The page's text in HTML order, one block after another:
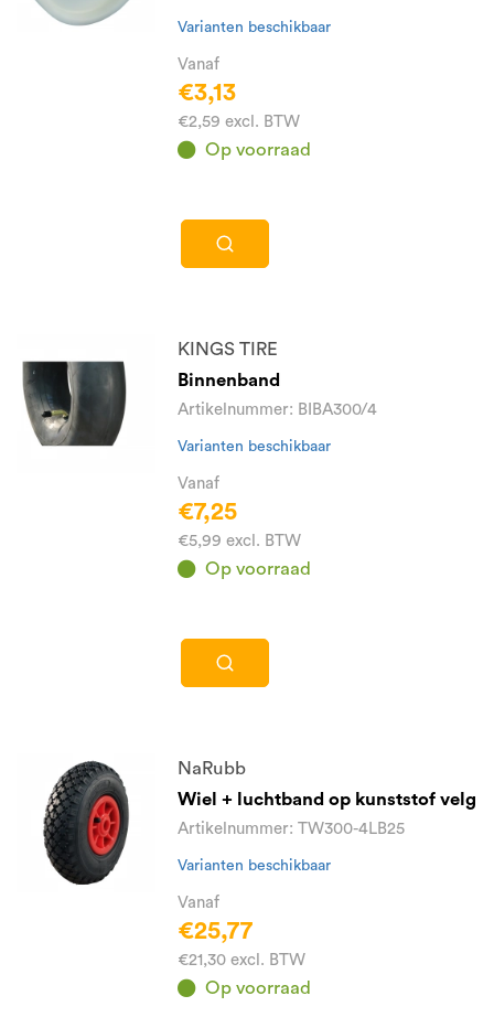
Varianten beschikbaar
Vanaf
€3,13
€2,59 excl. BTW
Op voorraad
KINGS TIRE
Binnenband
Artikelnummer: BIBA300/4
Varianten beschikbaar
Vanaf
€7,25
€5,99 excl. BTW
Op voorraad
NaRubb
Wiel + luchtband op kunststof velg
Artikelnummer: TW300-4LB25
Varianten beschikbaar
Vanaf
€25,77
€21,30 excl. BTW
Op voorraad